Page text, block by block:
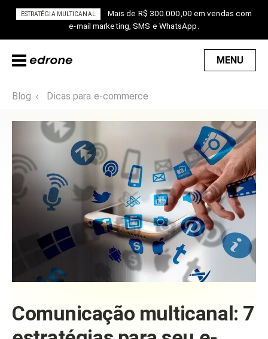
ESTRATÉGIA MULTICANAL
Mais de R$ 300.000,00 em vendas com
e-mail marketing, SMS e WhatsApp.
MENU
Blog Dicas para e-commerce
Comunicação multicanal: 7